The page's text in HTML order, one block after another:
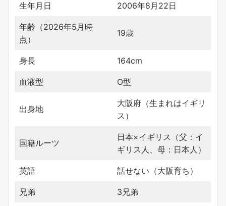
生年月日 2006年8月22日
年齢（2026年5月時
点）
19歳
身長 164cm
血液型 O型
出身地
大阪府（生まれはイギリ
ス）
国籍ルーツ
日本×イギリス（父：イ
ギリス人、母：日本人）
英語 話せない（大阪育ち）
兄弟 3兄弟